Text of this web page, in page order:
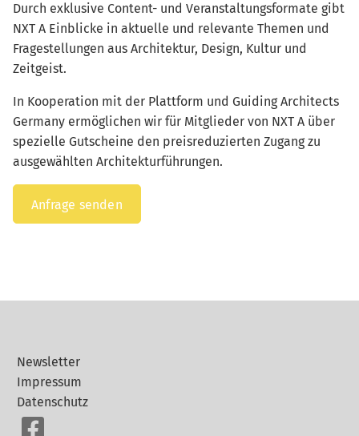
Durch exklusive Content- und Veranstaltungsformate gibt
NXT A Einblicke in aktuelle und relevante Themen und
Fragestellungen aus Architektur, Design, Kultur und
Zeitgeist.
In Kooperation mit der Plattform und Guiding Architects
Germany ermöglichen wir für Mitglieder von NXT A über
spezielle Gutscheine den preisreduzierten Zugang zu
ausgewählten Architekturführungen.
Anfrage senden
Newsletter
Impressum
Datenschutz